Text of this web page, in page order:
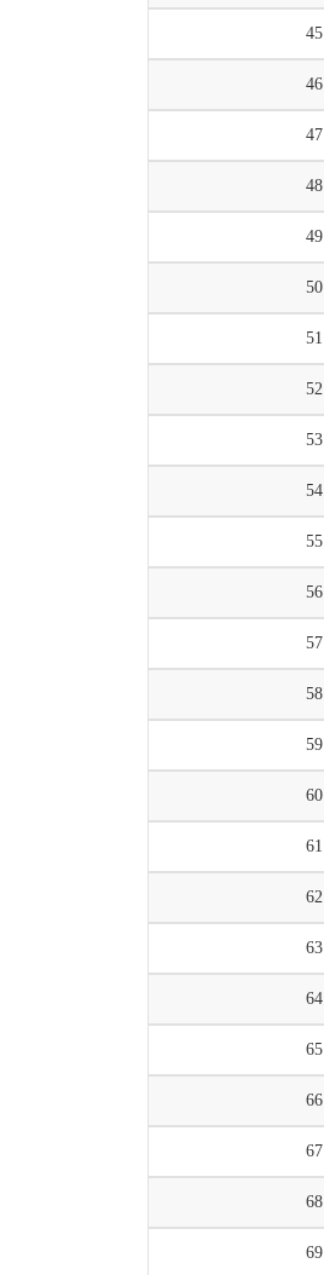
45
46
47
48
49
50
51
52
53
54
55
56
57
58
59
60
61
62
63
64
65
66
67
68
69